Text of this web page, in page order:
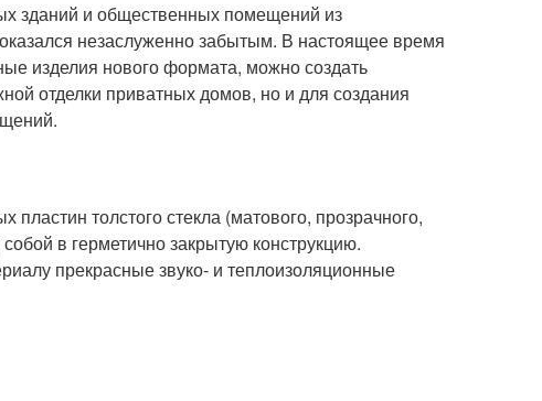
зданий и общественных помещений из
незаслуженно забытым. В настоящее время
изделия нового формата, можно создать
отделки приватных домов, но и для создания
толстого стекла (матового, прозрачного,
в герметично закрытую конструкцию.
прекрасные звуко- и теплоизоляционные